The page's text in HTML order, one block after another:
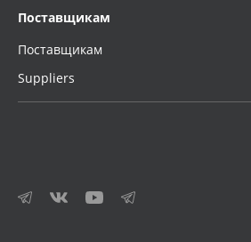
Поставщикам
Поставщикам
Suppliers